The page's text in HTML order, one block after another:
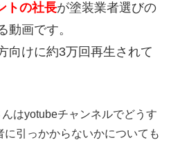
トの社長が塗装業者選びの
動画です。
向けに約3万回再生されて
はyotubeチャンネルでどうす
引っかからないかについても